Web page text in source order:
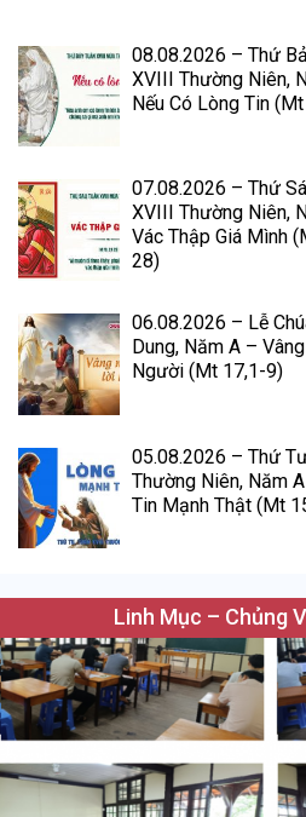
08.08.2026 – Thứ
XVIII Thường Niên,
Nếu Có Lòng Tin
07.08.2026 – Thứ
XVIII Thường Niên,
Vác Thập Giá Mình
28)
06.08.2026 – Lễ
Dung, Năm A –
Người (Mt 17,1-9)
05.08.2026 – Thứ
Thường Niên, Năm
Tin Mạnh Thật (Mt
Linh Mục – Chủng